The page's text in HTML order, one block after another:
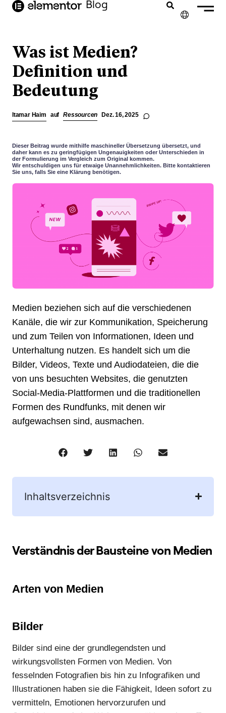
springen
Blog
ITALIANO
Was ist Medien?
Definition und
Bedeutung
Itamar Haim auf Ressourcen Dez. 16, 2025
Dieser Beitrag wurde mithilfe maschineller Übersetzung übersetzt, und
daher kann es zu geringfügigen Ungenauigkeiten oder Unterschieden in
der Formulierung im Vergleich zum Original kommen.
Wir entschuldigen uns für etwaige Unannehmlichkeiten. Bitte kontaktieren
Sie uns, falls Sie eine Klärung benötigen.
Medien beziehen sich auf die verschiedenen
Kanäle, die wir zur Kommunikation, Speicherung
und zum Teilen von Informationen, Ideen und
Unterhaltung nutzen. Es handelt sich um die
Bilder, Videos, Texte und Audiodateien, die die
von uns besuchten Websites, die genutzten
Social-Media-Plattformen und die traditionellen
Formen des Rundfunks, mit denen wir
aufgewachsen sind, ausmachen.
Inhaltsverzeichnis
Verständnis der Bausteine von Medien
Arten von Medien
Bilder
Bilder sind eine der grundlegendsten und
wirkungsvollsten Formen von Medien. Von
fesselnden Fotografien bis hin zu Infografiken und
Illustrationen haben sie die Fähigkeit, Ideen sofort zu
vermitteln, Emotionen hervorzurufen und